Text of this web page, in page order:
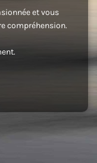
et vous
compréhension.